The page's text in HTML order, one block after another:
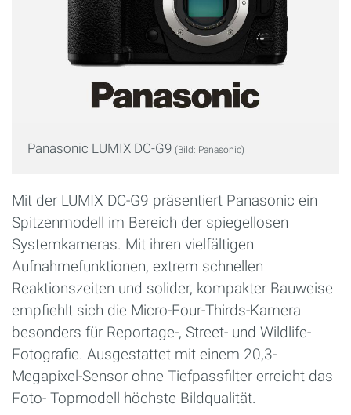
Panasonic LUMIX DC-G9 (Bild: Panasonic)
Mit der LUMIX DC-G9 präsentiert Panasonic ein
Spitzenmodell im Bereich der spiegellosen
Systemkameras. Mit ihren vielfältigen
Aufnahmefunktionen, extrem schnellen
Reaktionszeiten und solider, kompakter Bauweise
empfiehlt sich die Micro-Four-Thirds-Kamera
besonders für Reportage-, Street- und Wildlife-
Fotografie. Ausgestattet mit einem 20,3-
Megapixel-Sensor ohne Tiefpassfilter erreicht das
Foto- Topmodell höchste Bildqualität.